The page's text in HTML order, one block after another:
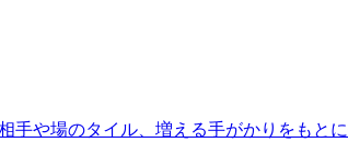
手や場のタイル、増える手がかりをも